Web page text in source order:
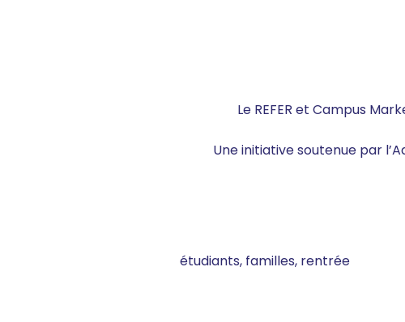
Le REFER et Campus
Une initiative soutenue par
étudiants, familles, rentrée